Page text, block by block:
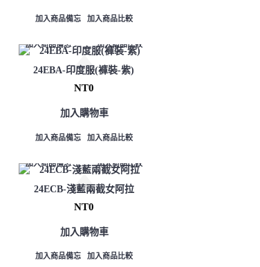
加入商品備忘 加入商品比較
加入商品備忘 加入商品比較
24EBA-印度服(褲裝-紫)
NT0
加入購物車
加入商品備忘 加入商品比較
加入商品備忘 加入商品比較
24ECB-淺藍兩截女阿拉
NT0
加入購物車
加入商品備忘 加入商品比較